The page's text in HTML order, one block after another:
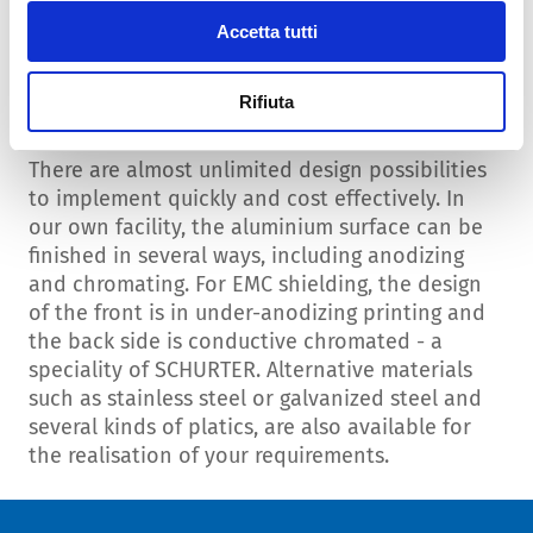
Accetta tutti
Rifiuta
Housings possibilities
There are almost unlimited design possibilities
to implement quickly and cost effectively. In
our own facility, the aluminium surface can be
finished in several ways, including anodizing
and chromating. For EMC shielding, the design
of the front is in under-anodizing printing and
the back side is conductive chromated - a
speciality of SCHURTER. Alternative materials
such as stainless steel or galvanized steel and
several kinds of platics, are also available for
the realisation of your requirements.